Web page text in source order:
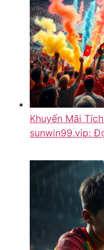
Khuyến Mãi
sunwin99.vip: